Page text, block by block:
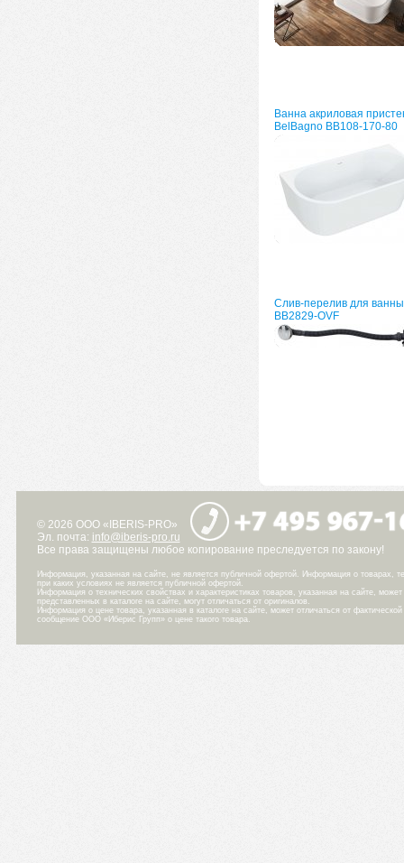
Ванна акриловая
BelBagno BB108-170-80
Слив-перелив для ванны
BB2829-OVF
© 2026 ООО «IBERIS-PRO»
Эл. почта: info@iberis-pro.ru
Все права защищены любое копирование преследуется по закону!
Информация, указанная на сайте, не является публичной офертой. Информация о товарах,
при каких условиях не является публичной офертой.
Информация о технических свойствах и характеристиках товаров, указанная на сайте,
представленных в каталоге на сайте, могут отличаться от оригиналов.
Информация о цене товара, указанная в каталоге на сайте, может отличаться от
сообщение ООО «Иберис Групп» о цене такого товара.